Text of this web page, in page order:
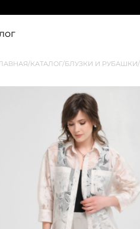
/КАТАЛОГ/БЛУЗКИ И РУБАШКИ/